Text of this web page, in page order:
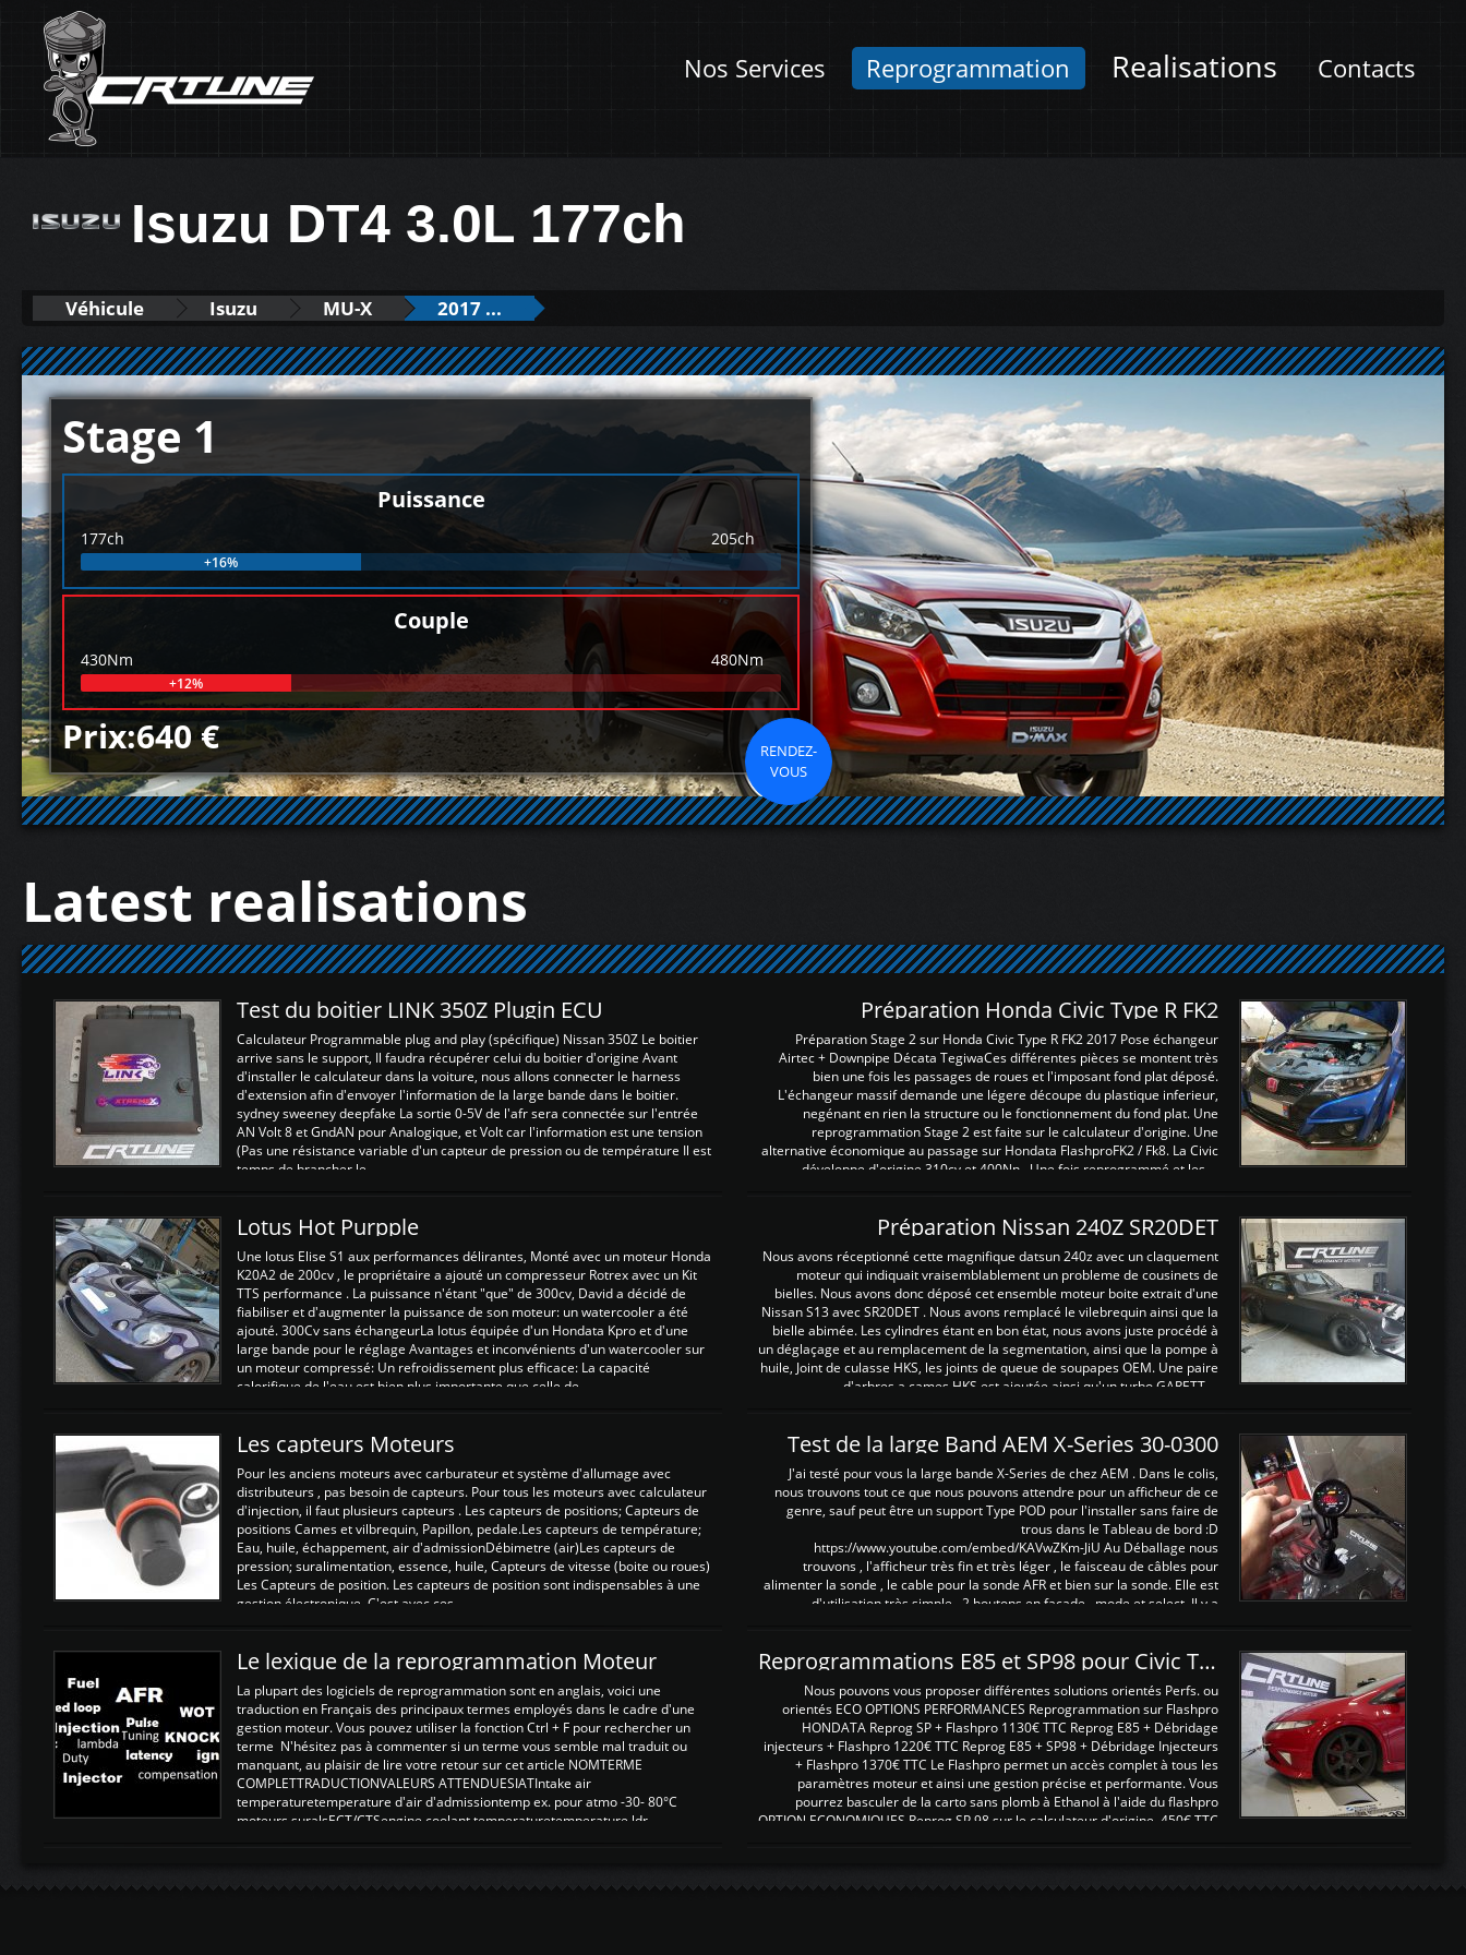
Nos Services Reprogrammation Realisations Contacts
Isuzu DT4 3.0L 177ch
Véhicule Isuzu MU-X 2017 ...
Stage 1
Puissance
177ch 205ch
+16%
Couple
430Nm 480Nm
+12%
Prix:640 €
RENDEZ-
VOUS
Latest realisations
Test du boitier LINK 350Z Plugin ECU
Calculateur Programmable plug and play (spécifique) Nissan 350Z Le boitier
arrive sans le support, Il faudra récupérer celui du boitier d'origine Avant
d'installer le calculateur dans la voiture, nous allons connecter le harness
d'extension afin d'envoyer l'information de la large bande dans le boitier.
sydney sweeney deepfake La sortie 0-5V de l'afr sera connectée sur l'entrée
AN Volt 8 et GndAN pour Analogique, et Volt car l'information est une tension
(Pas une résistance variable d'un capteur de pression ou de température Il est
temps de brancher le ...
Préparation Honda Civic Type R FK2
Préparation Stage 2 sur Honda Civic Type R FK2 2017 Pose échangeur
Airtec + Downpipe Décata TegiwaCes différentes pièces se montent très
bien une fois les passages de roues et l'imposant fond plat déposé.
L'échangeur massif demande une légere découpe du plastique inferieur,
negénant en rien la structure ou le fonctionnement du fond plat. Une
reprogrammation Stage 2 est faite sur le calculateur d'origine. Une
alternative économique au passage sur Hondata FlashproFK2 / Fk8. La Civic
développe d'origine 310cv et 400Nn , Une fois reprogrammé et les ...
Lotus Hot Purpple
Une lotus Elise S1 aux performances délirantes, Monté avec un moteur Honda
K20A2 de 200cv , le propriétaire a ajouté un compresseur Rotrex avec un Kit
TTS performance . La puissance n'étant "que" de 300cv, David a décidé de
fiabiliser et d'augmenter la puissance de son moteur: un watercooler a été
ajouté. 300Cv sans échangeurLa lotus équipée d'un Hondata Kpro et d'une
large bande pour le réglage Avantages et inconvénients d'un watercooler sur
un moteur compressé: Un refroidissement plus efficace: La capacité
calorifique de l'eau est bien plus importante que celle de ...
Préparation Nissan 240Z SR20DET
Nous avons réceptionné cette magnifique datsun 240z avec un claquement
moteur qui indiquait vraisemblablement un probleme de cousinets de
bielles. Nous avons donc déposé cet ensemble moteur boite extrait d'une
Nissan S13 avec SR20DET . Nous avons remplacé le vilebrequin ainsi que la
bielle abimée. Les cylindres étant en bon état, nous avons juste procédé à
un déglaçage et au remplacement de la segmentation, ainsi que la pompe à
huile, Joint de culasse HKS, les joints de queue de soupapes OEM. Une paire
d'arbres a cames HKS est ajoutée ainsi qu'un turbo GARETT ...
Les capteurs Moteurs
Pour les anciens moteurs avec carburateur et système d'allumage avec
distributeurs , pas besoin de capteurs. Pour tous les moteurs avec calculateur
d'injection, il faut plusieurs capteurs . Les capteurs de positions; Capteurs de
positions Cames et vilbrequin, Papillon, pedale.Les capteurs de température;
Eau, huile, échappement, air d'admissionDébimetre (air)Les capteurs de
pression; suralimentation, essence, huile, Capteurs de vitesse (boite ou roues)
Les Capteurs de position. Les capteurs de position sont indispensables à une
gestion électronique. C'est avec ces ...
Test de la large Band AEM X-Series 30-0300
J'ai testé pour vous la large bande X-Series de chez AEM . Dans le colis,
nous trouvons tout ce que nous pouvons attendre pour un afficheur de ce
genre, sauf peut être un support Type POD pour l'installer sans faire de
trous dans le Tableau de bord :D
https://www.youtube.com/embed/KAVwZKm-JiU Au Déballage nous
trouvons , l'afficheur très fin et très léger , le faisceau de câbles pour
alimenter la sonde , le cable pour la sonde AFR et bien sur la sonde. Elle est
d'utilisation très simple , 2 boutons en façade , mode et select. Il y a
Le lexique de la reprogrammation Moteur
La plupart des logiciels de reprogrammation sont en anglais, voici une
traduction en Français des principaux termes employés dans le cadre d'une
gestion moteur. Vous pouvez utiliser la fonction Ctrl + F pour rechercher un
terme N'hésitez pas à commenter si un terme vous semble mal traduit ou
manquant, au plaisir de lire votre retour sur cet article NOMTERME
COMPLETTRADUCTIONVALEURS ATTENDUESIATIntake air
temperaturetemperature d'air d'admissiontemp ex. pour atmo -30- 80°C
moteurs suralsECT/CTSengine coolant temperaturetemperature ldr
Reprogrammations E85 et SP98 pour Civic Type R FN2
Nous pouvons vous proposer différentes solutions orientés Perfs. ou
orientés ECO OPTIONS PERFORMANCES Reprogrammation sur Flashpro
HONDATA Reprog SP + Flashpro 1130€ TTC Reprog E85 + Débridage
injecteurs + Flashpro 1220€ TTC Reprog E85 + SP98 + Débridage Injecteurs
+ Flashpro 1370€ TTC Le Flashpro permet un accès complet à tous les
paramètres moteur et ainsi une gestion précise et performante. Vous
pourrez basculer de la carto sans plomb à Ethanol à l'aide du flashpro
OPTION ECONOMIQUES Reprog SP 98 sur le calculateur d'origine 450€ TTC